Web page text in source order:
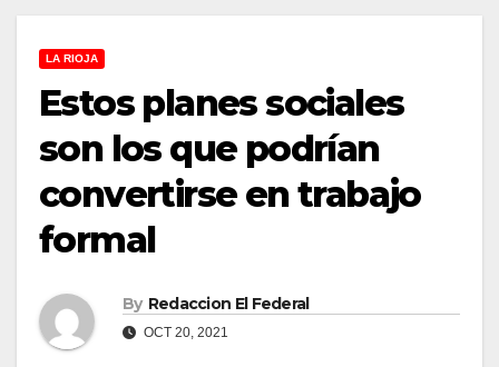
LA RIOJA
Estos planes sociales
son los que podrían
convertirse en trabajo
formal
By Redaccion El Federal
OCT 20, 2021